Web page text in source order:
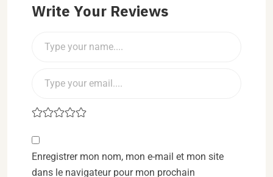
Write Your Reviews
Enregistrer mon nom, mon e-mail et mon site
dans le navigateur pour mon prochain